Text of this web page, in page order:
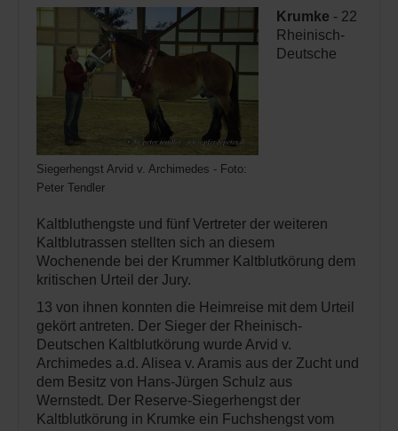
Siegerhengst Arvid v. Archimedes - Foto:
Peter Tendler
Krumke - 22
Rheinisch-
Deutsche
Kaltbluthengste und fünf Vertreter der weiteren
Kaltblutrassen stellten sich an diesem
Wochenende bei der Krummer Kaltblutkörung dem
kritischen Urteil der Jury.
13 von ihnen konnten die Heimreise mit dem Urteil
gekört antreten. Der Sieger der Rheinisch-
Deutschen Kaltblutkörung wurde Arvid v.
Archimedes a.d. Alisea v. Aramis aus der Zucht und
dem Besitz von Hans-Jürgen Schulz aus
Wernstedt. Der Reserve-Siegerhengst der
Kaltblutkörung in Krumke ein Fuchshengst vom